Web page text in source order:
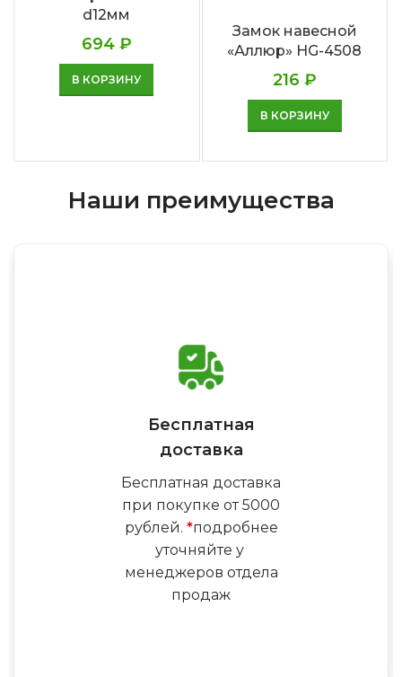
d12мм
694 ₽
В КОРЗИНУ
Замок навесной
«Аллюр» HG-4508
216 ₽
В КОРЗИНУ
Наши преимущества
Бесплатная
доставка
Бесплатная доставка
при покупке от 5000
рублей. *подробнее
уточняйте у
менеджеров отдела
продаж